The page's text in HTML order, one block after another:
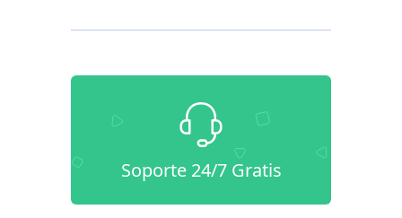
Soporte 24/7 Gratis